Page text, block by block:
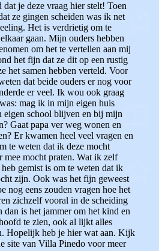
je deze vraag hier stelt! Toen
ze gingen scheiden was ik net
Het is verdrietig om te
gaan. Mijn ouders hebben
om het te vertellen aan mij
het fijn dat ze dit op een rustig
het samen hebben verteld. Voor
dat beide ouders er nog voor
er veel. Ik wou ook graag
mag ik in mijn eigen huis
school blijven en bij mijn
Gaat papa ver weg wonen en
Er kwamen heel veel vragen en
te weten dat ik deze mocht
mee mocht praten. Wat ik zelf
gemist is om te weten dat ik
zijn. Ook was het fijn geweest
nog eens zouden vragen hoe het
zichzelf vooral in de scheiding
dan is het jammer om het kind en
te zien, ook al lijkt alles
Hopelijk heb je hier wat aan. Kijk
site van Villa Pinedo voor meer